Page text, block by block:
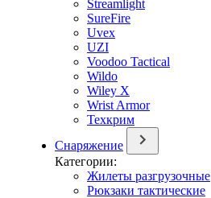
Streamlight
SureFire
Uvex
UZI
Voodoo Tactical
Wildo
Wiley X
Wrist Armor
Техкрим
Снаряжение
Категории:
Жилеты разгрузочные
Рюкзаки тактические